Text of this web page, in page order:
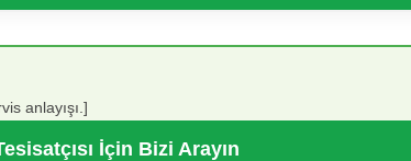
anlayışı.]
İçin Bizi Arayın